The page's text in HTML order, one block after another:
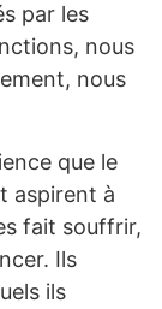
par les
nous
nous
que le
aspirent à
fait souffrir,
Ils
ils